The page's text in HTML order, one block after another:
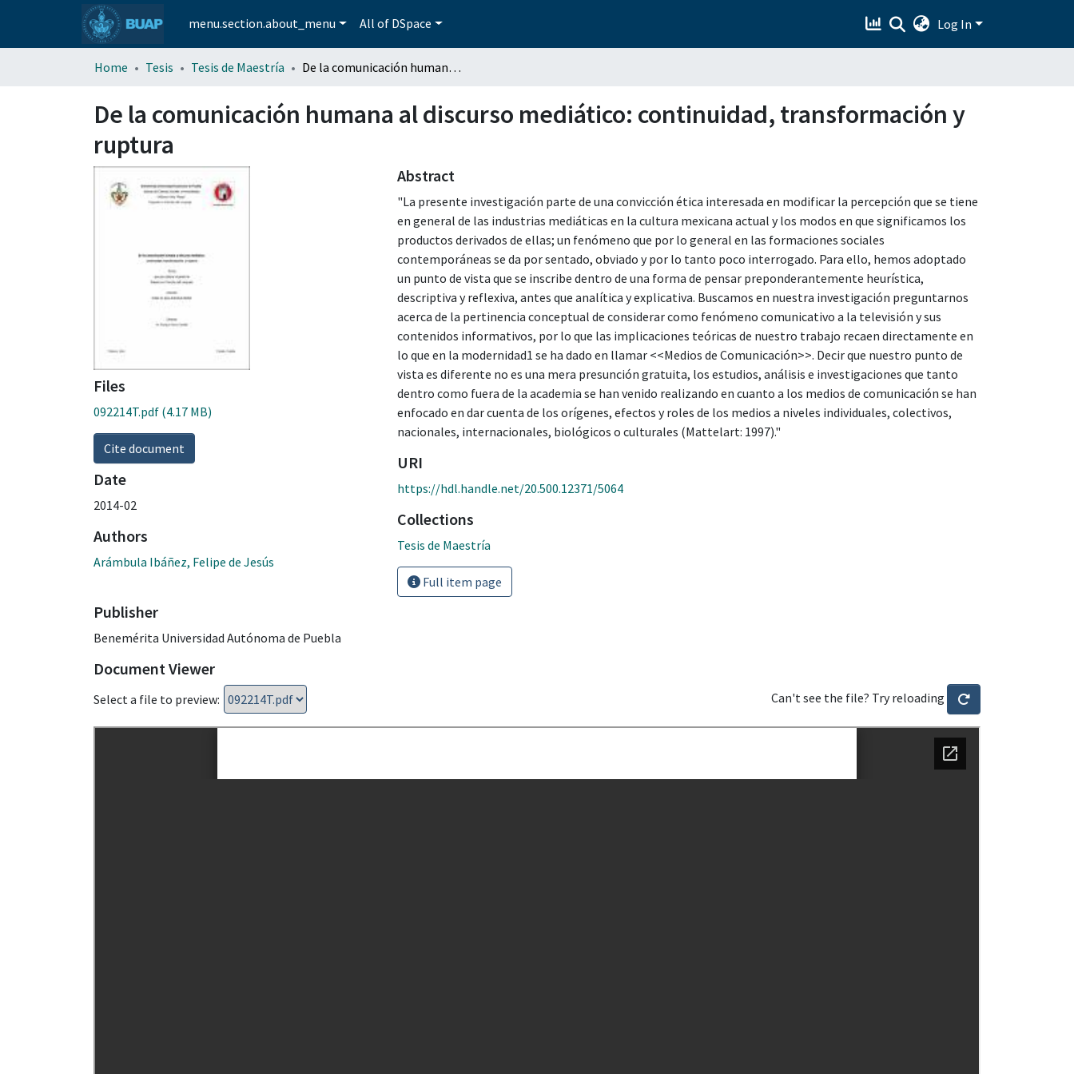
menu.section.about_menu All of DSpace Log In
Home Tesis Tesis de Maestría De la comunicación humana al discurso mediático: continuidad, transformación y ruptura
De la comunicación humana al discurso mediático: continuidad, transformación y
ruptura
Files
092214T.pdf (4.17 MB)
Cite document
Date
2014-02
Authors
Arámbula Ibáñez, Felipe de Jesús
Publisher
Benemérita Universidad Autónoma de Puebla
Abstract
"La presente investigación parte de una convicción ética interesada en modificar la percepción que se tiene
en general de las industrias mediáticas en la cultura mexicana actual y los modos en que significamos los
productos derivados de ellas; un fenómeno que por lo general en las formaciones sociales
contemporáneas se da por sentado, obviado y por lo tanto poco interrogado. Para ello, hemos adoptado
un punto de vista que se inscribe dentro de una forma de pensar preponderantemente heurística,
descriptiva y reflexiva, antes que analítica y explicativa. Buscamos en nuestra investigación preguntarnos
acerca de la pertinencia conceptual de considerar como fenómeno comunicativo a la televisión y sus
contenidos informativos, por lo que las implicaciones teóricas de nuestro trabajo recaen directamente en
lo que en la modernidad1 se ha dado en llamar <<Medios de Comunicación>>. Decir que nuestro punto de
vista es diferente no es una mera presunción gratuita, los estudios, análisis e investigaciones que tanto
dentro como fuera de la academia se han venido realizando en cuanto a los medios de comunicación se han
enfocado en dar cuenta de los orígenes, efectos y roles de los medios a niveles individuales, colectivos,
nacionales, internacionales, biológicos o culturales (Mattelart: 1997)."
URI
https://hdl.handle.net/20.500.12371/5064
Collections
Tesis de Maestría
Full item page
Document Viewer
Select a file to preview: Can't see the file? Try reloading